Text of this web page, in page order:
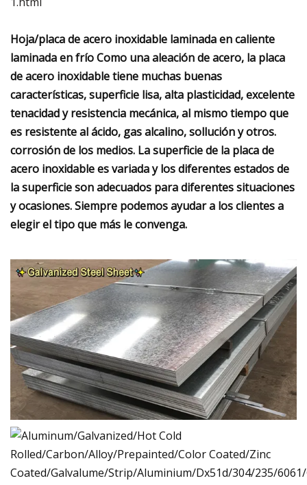
Hoja/placa de acero inoxidable laminada en caliente
laminada en frío Como una aleación de acero, la placa
de acero inoxidable tiene muchas buenas
características, superficie lisa, alta plasticidad, excelente
tenacidad y resistencia mecánica, al mismo tiempo que
es resistente al ácido, gas alcalino, sollución y otros.
corrosión de los medios. La superficie de la placa de
acero inoxidable es variada y los diferentes estados de
la superficie son adecuados para diferentes situaciones
y ocasiones. Siempre podemos ayudar a los clientes a
elegir el tipo que más le convenga.